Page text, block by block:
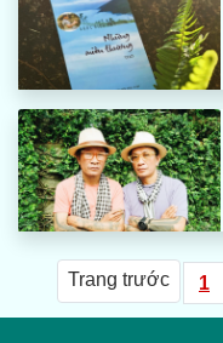
Trang trước 1